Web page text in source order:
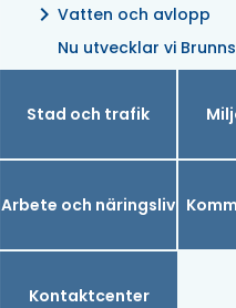
chevron_right Vatten och avlopp
Nu utvecklar vi
Stad och trafik
Arbete och näringsliv
Kontaktcenter